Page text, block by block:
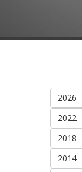
2026
2022
2018
2014